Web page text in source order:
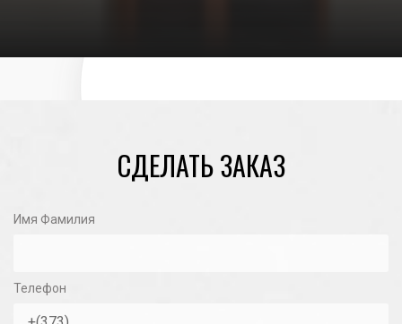
СДЕЛАТЬ ЗАКАЗ
Имя Фамилия
Телефон